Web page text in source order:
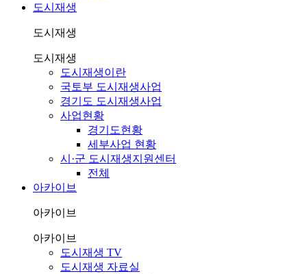
도시재생
도시재생
도시재생
도시재생이란
국토부 도시재생사업
경기도 도시재생사업
사업현황
경기도현황
세부사업 현황
시·군 도시재생지원센터
전체
아카이브
아카이브
아카이브
도시재생 TV
도시재생 자료실